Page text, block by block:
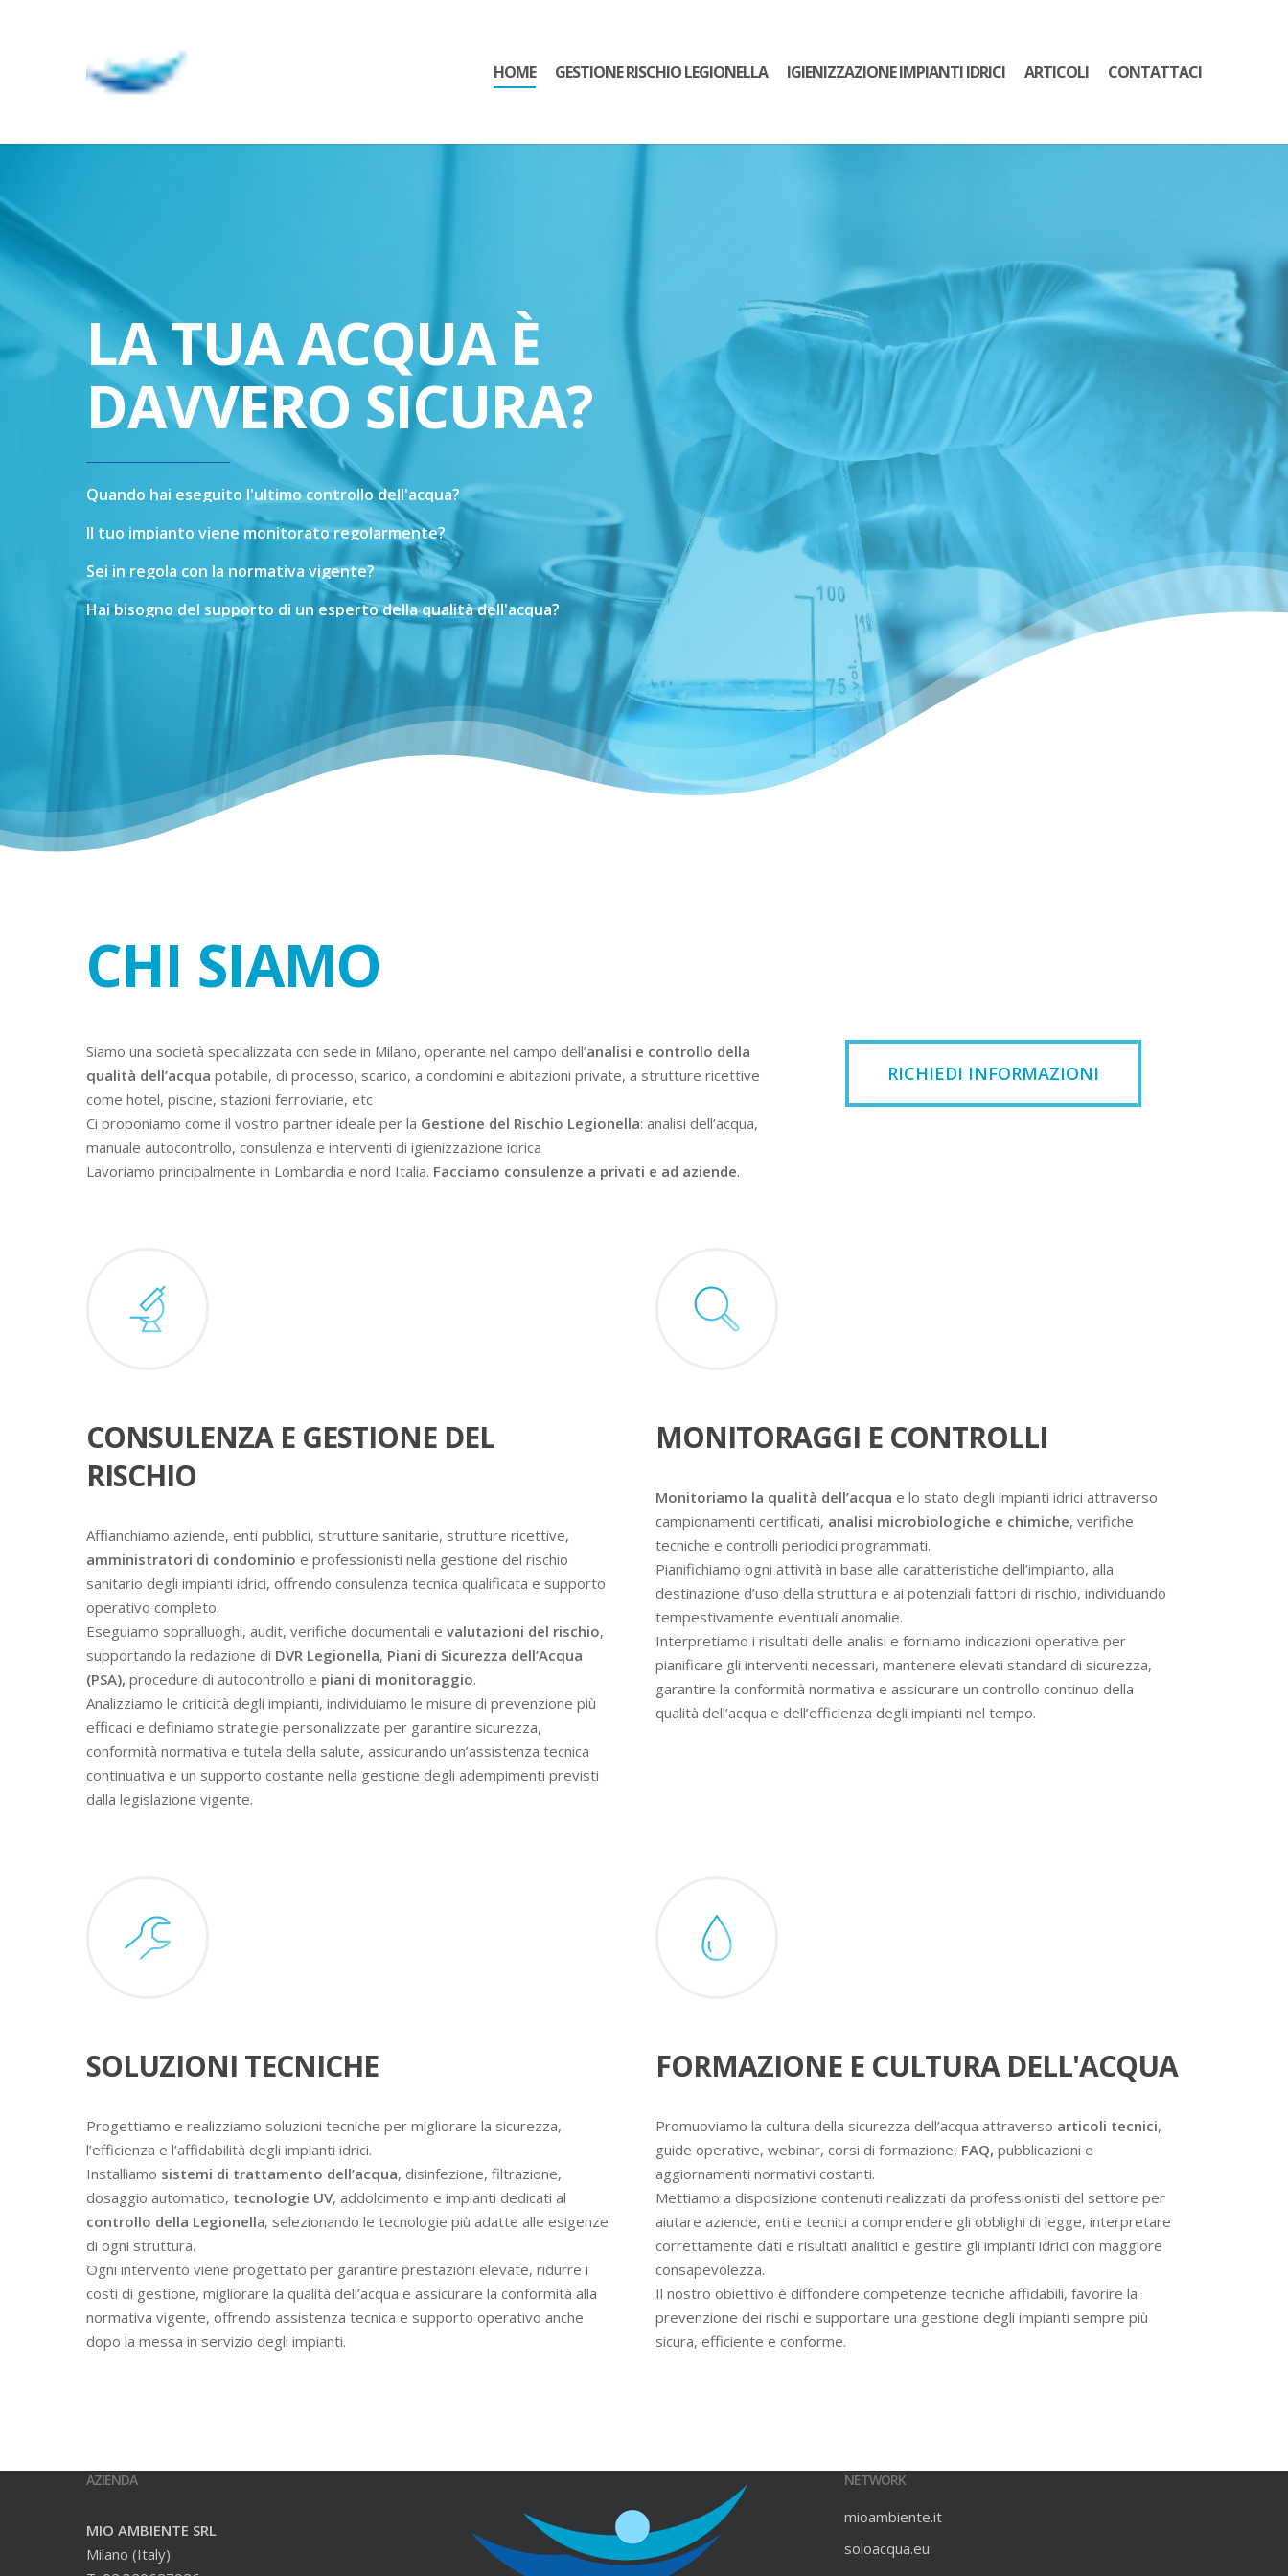
HOME GESTIONE RISCHIO LEGIONELLA IGIENIZZAZIONE IMPIANTI IDRICI ARTICOLI CONTATTACI
LA TUA ACQUA È
DAVVERO SICURA?
Quando hai eseguito l'ultimo controllo dell'acqua?
Il tuo impianto viene monitoratoregolarmente?
Sei in regola con la normativa vigente?
Hai bisogno del supporto di un espertodellaqualitàdell'acqua?
CHI SIAMO
Siamo una società specializzata con sede in Milano, operante nel campo dell’analisi e controllo della
qualità dell’acquapotabile, di processo, scarico, a condomini e abitazioni private, a strutture ricettive
come hotel, piscine, stazioni ferroviarie, etc
Ci proponiamo come il vostro partner ideale per la Gestione del Rischio Legionella: analisi dell’acqua,
manuale autocontrollo, consulenza e interventi di igienizzazione idrica
Lavoriamo principalmente in Lombardia e nord Italia. Facciamo consulenze a privati e ad aziende.
RICHIEDI INFORMAZIONI
CONSULENZA E GESTIONE DEL
RISCHIO
Affianchiamo aziende, enti pubblici, strutture sanitarie, strutture ricettive,
amministratori di condominio e professionisti nella gestione del rischio
sanitario degli impianti idrici, offrendo consulenza tecnica qualificata e supporto
operativo completo.
Eseguiamo sopralluoghi, audit, verifiche documentali evalutazioni del rischio,
supportando la redazione di DVR Legionella, Piani di Sicurezza dell’Acqua
(PSA), procedure di autocontrollo e piani di monitoraggio.
Analizziamo le criticità degli impianti, individuiamo le misure di prevenzione più
efficaci e definiamo strategie personalizzate per garantire sicurezza,
conformità normativa e tutela della salute, assicurando un’assistenza tecnica
continuativa e un supporto costante nella gestione degli adempimenti previsti
dalla legislazione vigente.
MONITORAGGI E CONTROLLI
Monitoriamo la qualità dell’acqua e lo stato degli impianti idrici attraverso
campionamenti certificati, analisi microbiologiche e chimiche, verifiche
tecniche e controlli periodici programmati.
Pianifichiamo ogni attività in base alle caratteristiche dell’impianto, alla
destinazione d’uso della struttura e ai potenziali fattori di rischio, individuando
tempestivamente eventuali anomalie.
Interpretiamo i risultati delle analisi e forniamo indicazioni operative per
pianificare gli interventi necessari, mantenere elevati standard di sicurezza,
garantire la conformità normativa e assicurare un controllo continuo della
qualità dell’acqua e dell’efficienza degli impianti nel tempo.
SOLUZIONI TECNICHE
Progettiamo e realizziamo soluzioni tecniche per migliorare la sicurezza,
l’efficienza e l’affidabilità degli impianti idrici.
Installiamo sistemi di trattamento dell’acqua, disinfezione, filtrazione,
dosaggio automatico, tecnologie UV, addolcimento e impianti dedicati al
controllo della Legionella, selezionando le tecnologie più adatte alle esigenze
di ogni struttura.
Ogni intervento viene progettato per garantire prestazioni elevate, ridurre i
costi di gestione, migliorare la qualità dell’acqua e assicurare la conformità alla
normativa vigente, offrendo assistenza tecnica e supporto operativo anche
dopo la messa in servizio degli impianti.
FORMAZIONE E CULTURA DELL'ACQUA
Promuoviamo la cultura della sicurezza dell’acqua attraverso articoli tecnici,
guide operative, webinar, corsi di formazione, FAQ, pubblicazioni e
aggiornamenti normativi costanti.
Mettiamo a disposizione contenuti realizzati da professionisti del settore per
aiutare aziende, enti e tecnici a comprendere gli obblighi di legge, interpretare
correttamente dati e risultati analitici e gestire gli impianti idrici con maggiore
consapevolezza.
Il nostro obiettivo è diffondere competenze tecniche affidabili, favorire la
prevenzione dei rischi e supportare una gestione degli impianti sempre più
sicura, efficiente e conforme.
AZIENDA
MIO AMBIENTE SRL
Milano (Italy)
NETWORK
mioambiente.it
soloacqua.eu